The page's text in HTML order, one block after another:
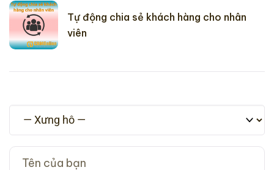
Tự động chia sẻ khách hàng cho nhân
viên